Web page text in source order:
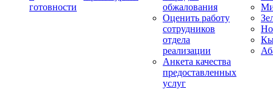
готовности
обжалования
Оценить работу
сотрудников
отдела
реализации
Анкета качества
предоставленных
услуг